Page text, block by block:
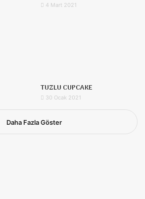
4 Mart 2021
TUZLU CUPCAKE
30 Ocak 2021
Daha Fazla Göster